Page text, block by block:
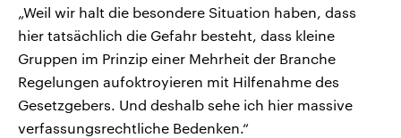
„Weil wir halt die besondere Situation haben, dass
hier tatsächlich die Gefahr besteht, dass kleine
Gruppen im Prinzip einer Mehrheit der Branche
Regelungen aufoktroyieren mit Hilfenahme des
Gesetzgebers. Und deshalb sehe ich hier massive
verfassungsrechtliche Bedenken.“